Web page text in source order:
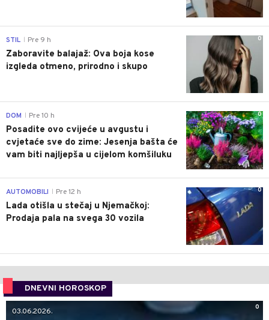
0
STIL Pre 9 h
Zaboravite balajaž: Ova boja kose
izgleda otmeno, prirodno i skupo
0
DOM Pre 10 h
Posadite ovo cvijeće u avgustu i
cvjetaće sve do zime: Jesenja bašta će
vam biti najljepša u cijelom komšiluku
0
AUTOMOBILI Pre 12 h
Lada otišla u stečaj u Njemačkoj:
Prodaja pala na svega 30 vozila
DNEVNI HOROSKOP
0
03.06.2026.